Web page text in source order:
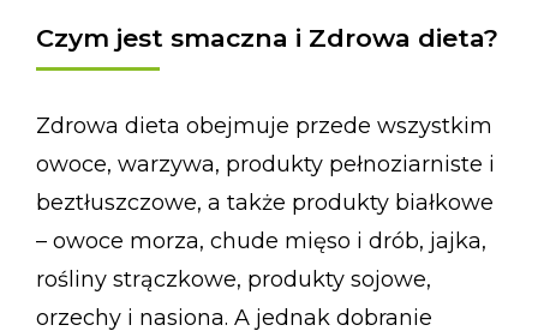
Czym jest smaczna i Zdrowa dieta?
Zdrowa dieta obejmuje przede wszystkim
owoce, warzywa, produkty pełnoziarniste i
beztłuszczowe, a także produkty białkowe
– owoce morza, chude mięso i drób, jajka,
rośliny strączkowe, produkty sojowe,
orzechy i nasiona. A jednak dobranie